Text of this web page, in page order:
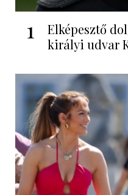
1
Elképesztő
királyi udvar